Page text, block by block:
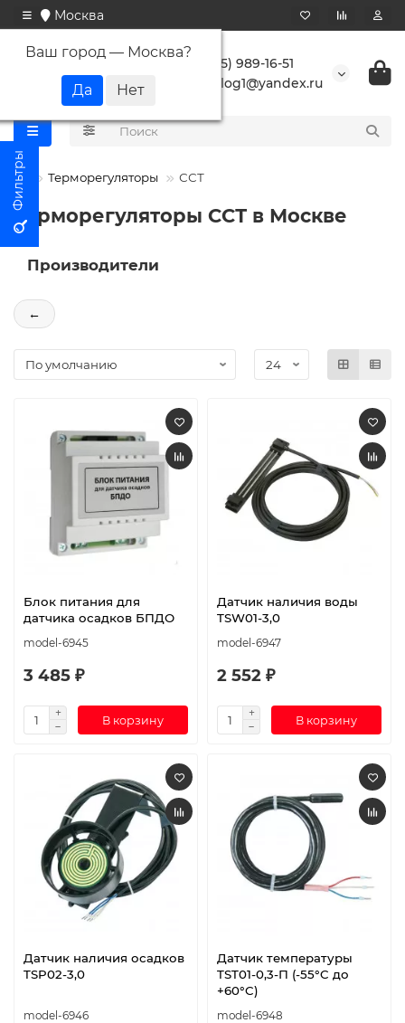
Москва
Ваш город — Москва?
+7 (495) 989-16-51
buranlog1@yandex.ru
Терморегуляторы ССТ
Терморегуляторы ССТ в Москве
Производители
←
Блок питания для
датчика осадков БПДО
model-6945
3 485 ₽
В корзину
Датчик наличия воды
TSW01-3,0
model-6947
2 552 ₽
В корзину
Датчик наличия осадков
TSP02-3,0
model-6946
Датчик температуры
TST01-0,3-П (-55°C до
+60°C)
model-6948